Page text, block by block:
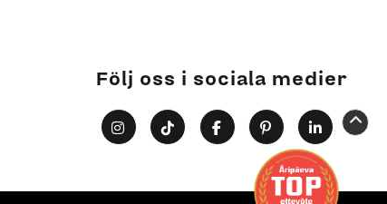
Följ oss i sociala medier